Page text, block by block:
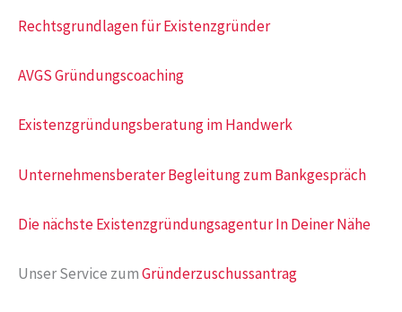
Rechtsgrundlagen für Existenzgründer
AVGS Gründungscoaching
Existenzgründungsberatung im Handwerk
Unternehmensberater Begleitung zum Bankgespräch
Die nächste Existenzgründungsagentur In Deiner Nähe
Unser Service zumGründerzuschussantrag